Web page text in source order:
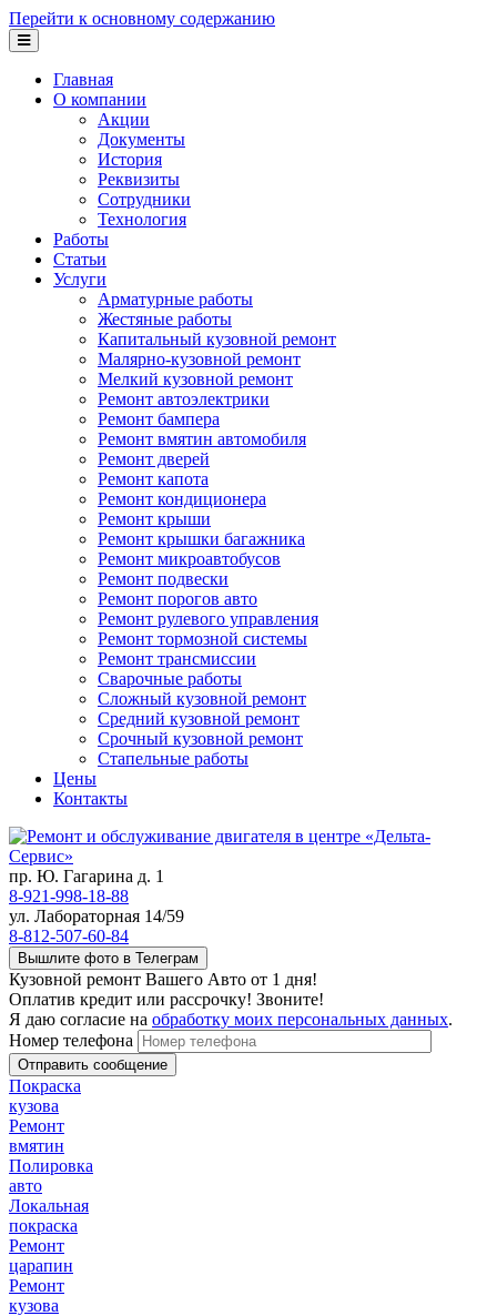
Перейти к основному содержанию
Главная
О компании
Акции
Документы
История
Реквизиты
Сотрудники
Технология
Работы
Статьи
Услуги
Арматурные работы
Жестяные работы
Капитальный кузовной ремонт
Малярно-кузовной ремонт
Мелкий кузовной ремонт
Ремонт автоэлектрики
Ремонт бампера
Ремонт вмятин автомобиля
Ремонт дверей
Ремонт капота
Ремонт кондиционера
Ремонт крыши
Ремонт крышки багажника
Ремонт микроавтобусов
Ремонт подвески
Ремонт порогов авто
Ремонт рулевого управления
Ремонт тормозной системы
Ремонт трансмиссии
Сварочные работы
Сложный кузовной ремонт
Средний кузовной ремонт
Срочный кузовной ремонт
Стапельные работы
Цены
Контакты
пр. Ю. Гагарина д. 1
8-921-998-18-88
ул. Лабораторная 14/59
8-812-507-60-84
Вышлите фото в Телеграм
Кузовной ремонт Вашего Авто от 1 дня!
Оплатив кредит или рассрочку! Звоните!
Я даю согласие на обработку моих персональных данных.
Номер телефона
Покраска
кузова
Ремонт
вмятин
Полировка
авто
Локальная
покраска
Ремонт
царапин
Ремонт
кузова